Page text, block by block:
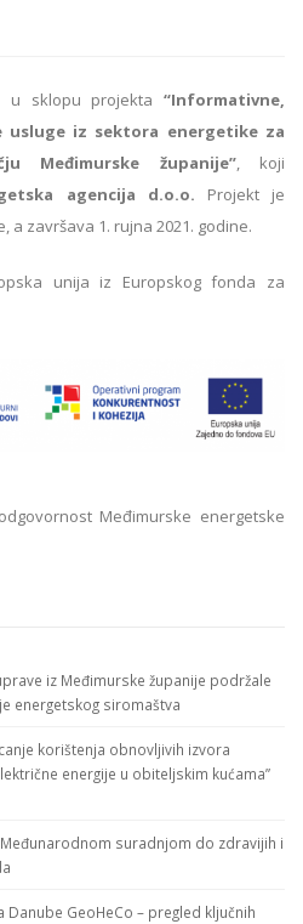
u sklopu projekta “Informativne,
usluge iz sektora energetike za
Međimurske županije”, koji
agencija d.o.o. Projekt je
a završava 1. rujna 2021. godine.
unija iz Europskog fonda za
Međimurske energetske
iz Međimurske županije podržale
energetskog siromaštva
korištenja obnovljivih izvora
energije u obiteljskim kućama”
Međunarodnom suradnjom do zdravijih i
GeoHeCo – pregled ključnih